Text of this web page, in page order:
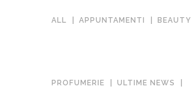
ALL APPUNTAMENTI BEAUTY
PROFUMERIE ULTIME NEWS